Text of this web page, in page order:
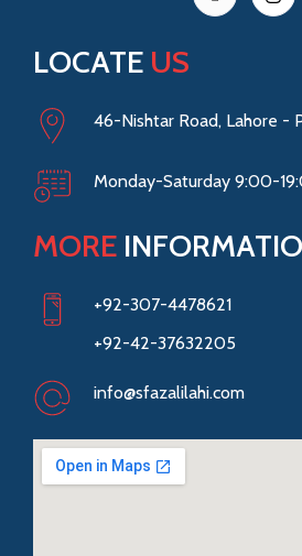
LOCATE US
46-Nishtar Road, Lahore -
Monday-Saturday 9:00-
MORE
+92-307-4478621
+92-42-37632205
info@sfazalilahi.com